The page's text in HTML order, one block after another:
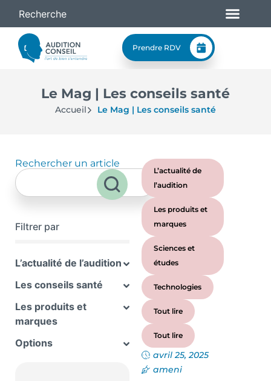
Prendre RDV
Le Mag | Les conseils santé
Accueil Le Mag | Les conseils santé
Rechercher un article
Filtrer par
L’actualité de l’audition
Les conseils santé
Les produits et
marques
Options
L’actualité de
l’audition
Les produits et
marques
Sciences et
études
Technologies
Tout lire
Tout lire
avril 25, 2025
ameni